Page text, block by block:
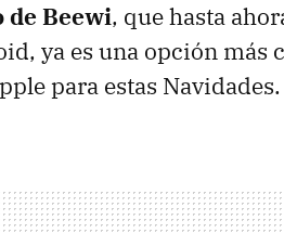
de Beewi, que hasta
ya es una opción más
para estas Navidades.